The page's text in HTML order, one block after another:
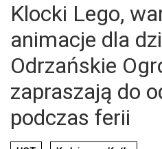
Klocki Lego,
animacje dla
Odrzańskie
zapraszają do
podczas ferii